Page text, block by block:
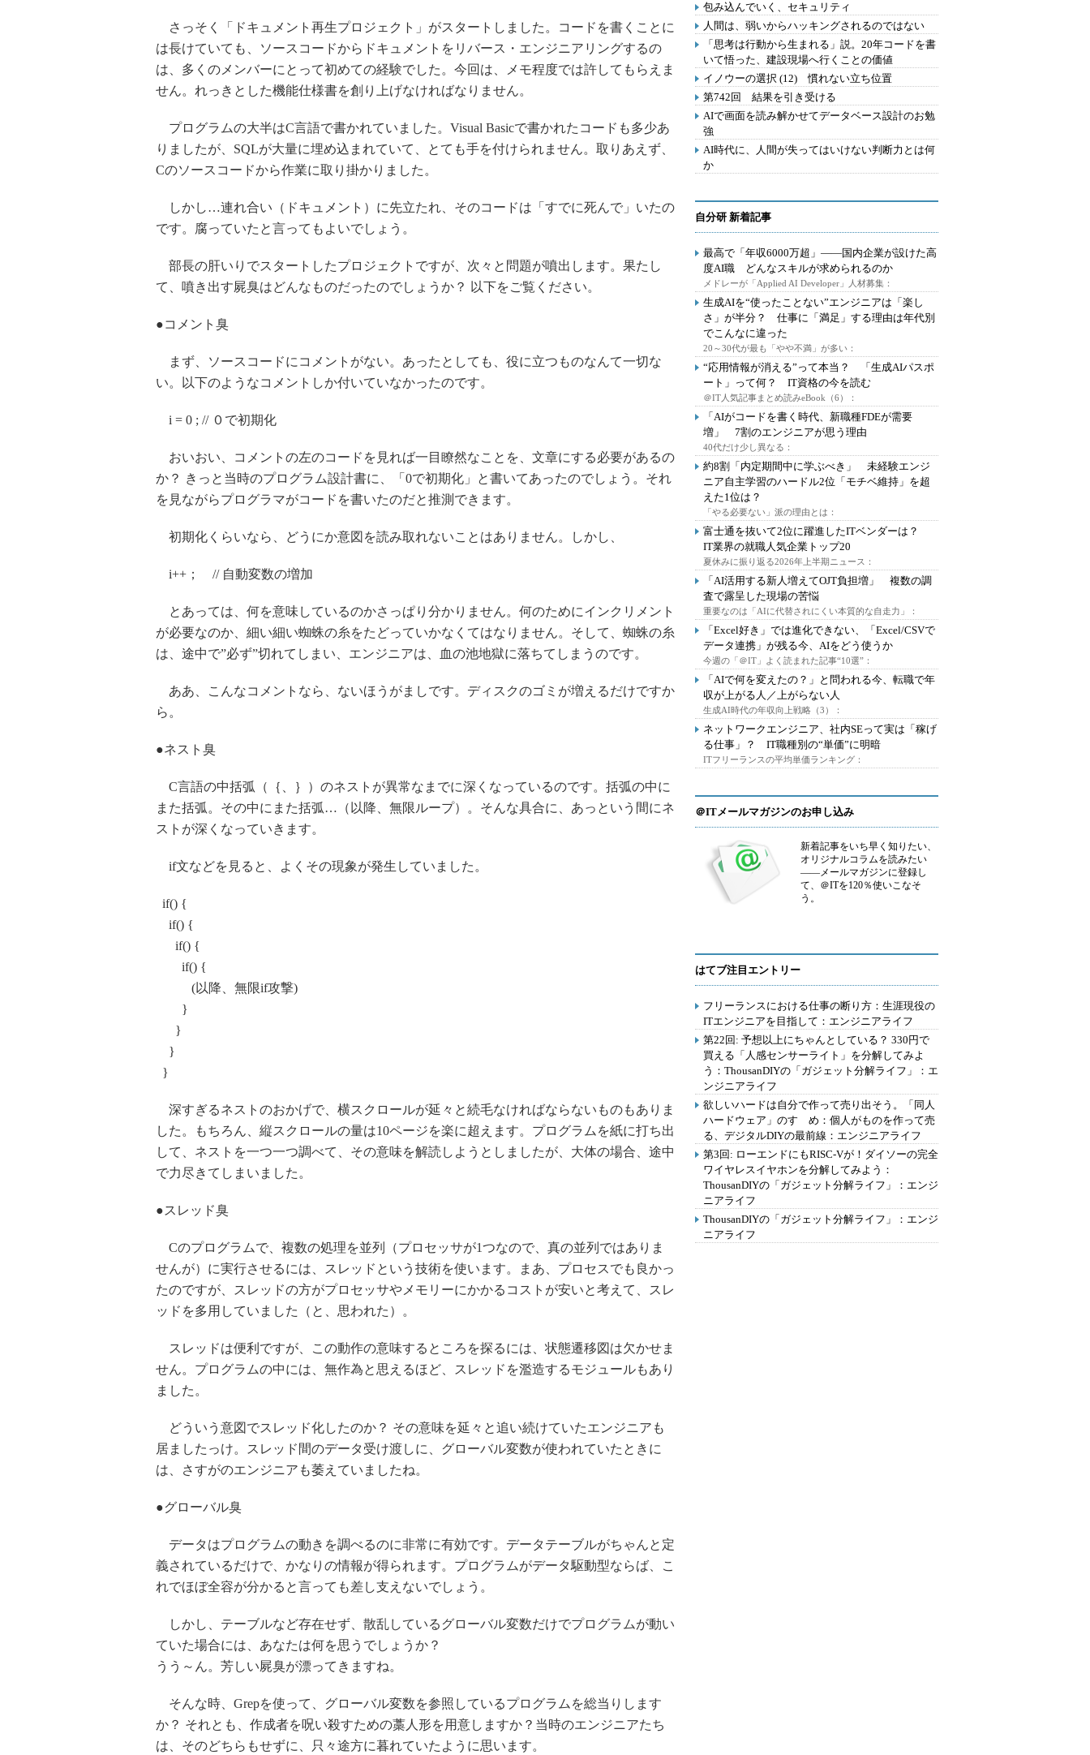
さっそく「ドキュメント再生プロジェクト」がスタートしました。コードを書くことに
は長けていても、ソースコードからドキュメントをリバース・エンジニアリングするの
は、多くのメンバーにとって初めての経験でした。今回は、メモ程度では許してもらえま
せん。れっきとした機能仕様書を創り上げなければなりません。
プログラムの大半はC言語で書かれていました。Visual Basicで書かれたコードも多少あ
りましたが、SQLが大量に埋め込まれていて、とても手を付けられません。取りあえず、
Cのソースコードから作業に取り掛かりました。
しかし…連れ合い（ドキュメント）に先立たれ、そのコードは「すでに死んで」いたの
です。腐っていたと言ってもよいでしょう。
部長の肝いりでスタートしたプロジェクトですが、次々と問題が噴出します。果たし
て、噴き出す屍臭はどんなものだったのでしょうか？ 以下をご覧ください。
●コメント臭
まず、ソースコードにコメントがない。あったとしても、役に立つものなんて一切な
い。以下のようなコメントしか付いていなかったのです。
i = 0 ; // ０で初期化
おいおい、コメントの左のコードを見れば一目瞭然なことを、文章にする必要があるの
か？ きっと当時のプログラム設計書に、「0で初期化」と書いてあったのでしょう。それ
を見ながらプログラマがコードを書いたのだと推測できます。
初期化くらいなら、どうにか意図を読み取れないことはありません。しかし、
i++； // 自動変数の増加
とあっては、何を意味しているのかさっぱり分かりません。何のためにインクリメント
が必要なのか、細い細い蜘蛛の糸をたどっていかなくてはなりません。そして、蜘蛛の糸
は、途中で”必ず”切れてしまい、エンジニアは、血の池地獄に落ちてしまうのです。
ああ、こんなコメントなら、ないほうがましです。ディスクのゴミが増えるだけですか
ら。
●ネスト臭
C言語の中括弧（｛、｝）のネストが異常なまでに深くなっているのです。括弧の中に
また括弧。その中にまた括弧…（以降、無限ループ）。そんな具合に、あっという間にネ
ストが深くなっていきます。
if文などを見ると、よくその現象が発生していました。
if() {
if() {
if() {
if() {
(以降、無限if攻撃)
}
}
}
}
深すぎるネストのおかげで、横スクロールが延々と続毛なければならないものもありま
した。もちろん、縦スクロールの量は10ページを楽に超えます。プログラムを紙に打ち出
して、ネストを一つ一つ調べて、その意味を解読しようとしましたが、大体の場合、途中
で力尽きてしまいました。
●スレッド臭
Cのプログラムで、複数の処理を並列（プロセッサが1つなので、真の並列ではありま
せんが）に実行させるには、スレッドという技術を使います。まあ、プロセスでも良かっ
たのですが、スレッドの方がプロセッサやメモリーにかかるコストが安いと考えて、スレ
ッドを多用していました（と、思われた）。
スレッドは便利ですが、この動作の意味するところを探るには、状態遷移図は欠かせま
せん。プログラムの中には、無作為と思えるほど、スレッドを濫造するモジュールもあり
ました。
どういう意図でスレッド化したのか？ その意味を延々と追い続けていたエンジニアも
居ましたっけ。スレッド間のデータ受け渡しに、グローバル変数が使われていたときに
は、さすがのエンジニアも萎えていましたね。
●グローバル臭
データはプログラムの動きを調べるのに非常に有効です。データテーブルがちゃんと定
義されているだけで、かなりの情報が得られます。プログラムがデータ駆動型ならば、こ
れでほぼ全容が分かると言っても差し支えないでしょう。
しかし、テーブルなど存在せず、散乱しているグローバル変数だけでプログラムが動い
ていた場合には、あなたは何を思うでしょうか？
うう～ん。芳しい屍臭が漂ってきますね。
そんな時、Grepを使って、グローバル変数を参照しているプログラムを総当りします
か？ それとも、作成者を呪い殺すための藁人形を用意しますか？当時のエンジニアたち
は、そのどちらもせずに、只々途方に暮れていたように思います。
包み込んでいく、セキュリティ
人間は、弱いからハッキングされるのではない
「思考は行動から生まれる」説。20年コードを書
いて悟った、建設現場へ行くことの価値
イノウーの選択 (12) 慣れない立ち位置
第742回 結果を引き受ける
AIで画面を読み解かせてデータベース設計のお勉
強
AI時代に、人間が失ってはいけない判断力とは何
か
自分研 新着記事
最高で「年収6000万超」――国内企業が設けた高
度AI職 どんなスキルが求められるのか
メドレーが「Applied AI Developer」人材募集：
生成AIを“使ったことない”エンジニアは「楽し
さ」が半分？ 仕事に「満足」する理由は年代別
でこんなに違った
20～30代が最も「やや不満」が多い：
“応用情報が消える”って本当？ 「生成AIパスポ
ート」って何？ IT資格の今を読む
＠IT人気記事まとめ読みeBook（6）：
「AIがコードを書く時代、新職種FDEが需要
増」 7割のエンジニアが思う理由
40代だけ少し異なる：
約8割「内定期間中に学ぶべき」 未経験エンジ
ニア自主学習のハードル2位「モチベ維持」を超
えた1位は？
「やる必要ない」派の理由とは：
富士通を抜いて2位に躍進したITベンダーは？
IT業界の就職人気企業トップ20
夏休みに振り返る2026年上半期ニュース：
「AI活用する新人増えてOJT負担増」 複数の調
査で露呈した現場の苦悩
重要なのは「AIに代替されにくい本質的な自走力」：
「Excel好き」では進化できない、「Excel/CSVで
データ連携」が残る今、AIをどう使うか
今週の「＠IT」よく読まれた記事“10選”：
「AIで何を変えたの？」と問われる今、転職で年
収が上がる人／上がらない人
生成AI時代の年収向上戦略（3）：
ネットワークエンジニア、社内SEって実は「稼げ
る仕事」？ IT職種別の“単価”に明暗
ITフリーランスの平均単価ランキング：
＠ITメールマガジンのお申し込み
新着記事をいち早く知りたい、
オリジナルコラムを読みたい
――メールマガジンに登録し
て、＠ITを120％使いこなそ
う。
はてブ注目エントリー
フリーランスにおける仕事の断り方：生涯現役の
ITエンジニアを目指して：エンジニアライフ
第22回: 予想以上にちゃんとしている？ 330円で
買える「人感センサーライト」を分解してみよ
う：ThousanDIYの「ガジェット分解ライフ」：エ
ンジニアライフ
欲しいハードは自分で作って売り出そう。「同人
ハードウェア」のすゝめ：個人がものを作って売
る、デジタルDIYの最前線：エンジニアライフ
第3回: ローエンドにもRISC-Vが！ダイソーの完全
ワイヤレスイヤホンを分解してみよう：
ThousanDIYの「ガジェット分解ライフ」：エンジ
ニアライフ
ThousanDIYの「ガジェット分解ライフ」：エンジ
ニアライフ